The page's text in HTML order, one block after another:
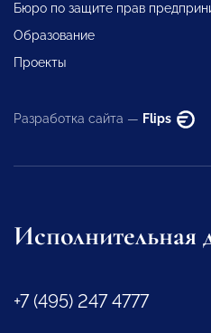
Бюро по защите прав
Образование
Проекты
Разработка сайта — Flips
Исполнительная
+7 (495) 247 4777